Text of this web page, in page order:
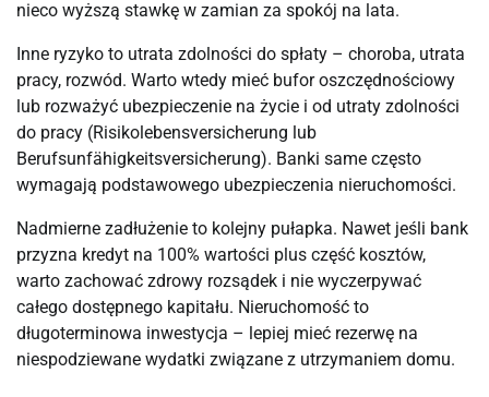
nieco wyższą stawkę w zamian za spokój na lata.
Inne ryzyko to utrata zdolności do spłaty – choroba, utrata
pracy, rozwód. Warto wtedy mieć bufor oszczędnościowy
lub rozważyć ubezpieczenie na życie i od utraty zdolności
do pracy (Risikolebensversicherung lub
Berufsunfähigkeitsversicherung). Banki same często
wymagają podstawowego ubezpieczenia nieruchomości.
Nadmierne zadłużenie to kolejny pułapka. Nawet jeśli bank
przyzna kredyt na 100% wartości plus część kosztów,
warto zachować zdrowy rozsądek i nie wyczerpywać
całego dostępnego kapitału. Nieruchomość to
długoterminowa inwestycja – lepiej mieć rezerwę na
niespodziewane wydatki związane z utrzymaniem domu.